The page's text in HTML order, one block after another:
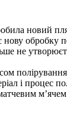
новий
обробку
не
і процес
м’ячем